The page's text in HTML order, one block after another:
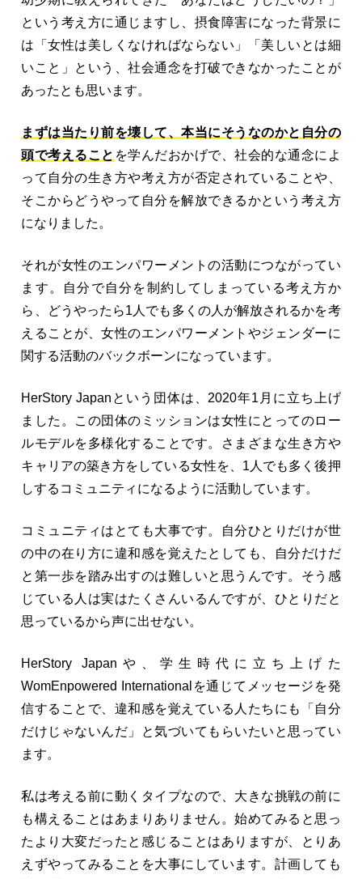
という考え方に通じますし、摂食障害になった背景に
は「女性は美しくなければならない」「美しいとは細
いこと」という、社会通念を打破できなかったことが
あったとも思います。
まずは当たり前を壊して、本当にそうなのかと自分の
頭で考えること を学んだおかげで、社会的な通念によ
って自分の生き方や考え方が否定されていることや、
そこからどうやって自分を解放できるかという考え方
になりました。
それが女性のエンパワーメントの活動につながってい
ます。自分で自分を制約してしまっている考え方か
ら、どうやったら1人でも多くの人が解放されるかを考
えることが、女性のエンパワーメントやジェンダーに
関する活動のバックボーンになっています。
HerStory Japanという団体は、2020年1月に立ち上げ
ました。この団体のミッションは女性にとってのロー
ルモデルを多様化することです。さまざまな生き方や
キャリアの築き方をしている女性を、1人でも多く後押
しするコミュニティになるように活動しています。
コミュニティはとても大事です。自分ひとりだけが世
の中の在り方に違和感を覚えたとしても、自分だけだ
と第一歩を踏み出すのは難しいと思うんです。そう感
じている人は実はたくさんいるんですが、ひとりだと
思っているから声に出せない。
HerStory Japanや、学生時代に立ち上げた
WomEnpowered Internationalを通じてメッセージを発
信することで、違和感を覚えている人たちにも「自分
だけじゃないんだ」と気づいてもらいたいと思ってい
ます。
私は考える前に動くタイプなので、大きな挑戦の前に
も構えることはあまりありません。始めてみると思っ
たより大変だったと感じることはありますが、とりあ
えずやってみることを大事にしています。計画しても